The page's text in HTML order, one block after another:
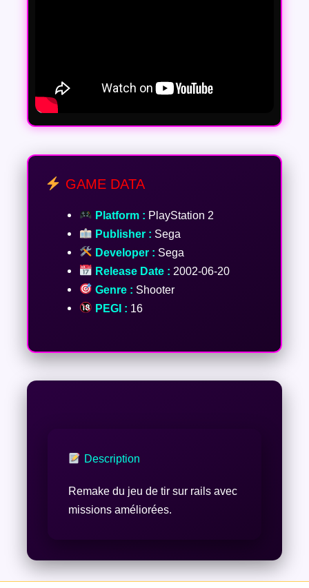
GAME DATA
Platform : PlayStation 2
Publisher : Sega
Developer : Sega
Release Date : 2002-06-20
Genre : Shooter
PEGI : 16
Description
Remake du jeu de tir sur rails avec
missions améliorées.